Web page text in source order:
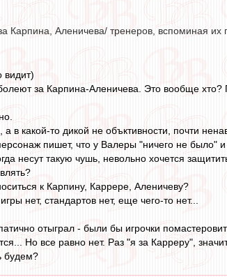
Карпина, Аленичева/ тренеров, вспоминая их
видит)
за Карпина-Аленичева. Это вообще
в какой-то дикой не объктивности, почти
пишет, что у Валеры "ничего не было"
несут такую чушь, невольно хочется
к Карпину, Каррере, Аленичеву?
нет, стандартов нет, еще чего-то нет...
отыграл - были бы игрочки
Но все равно нет. Раз "я за Карреру",
будем?